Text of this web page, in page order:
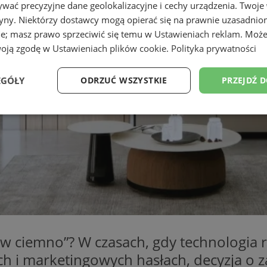
ciemno”? W czasach, gdy
i marketingowych hasłach, decyzja o
precyzyjne dane geolokalizacyjne i cechy urządzenia.
Niektórzy dostawcy mogą opierać się na prawnie
masz prawo sprzeciwić się temu w Ustawieniach reklam.
zgodę w Ustawieniach plików cookie. Polityka prywatności
PRZEJDŹ
ODRZUĆ WSZYSTKIE
Wydajność Targetowanie Funkcjonalność
Funkcjonalność
Provider /
Okres
przechowywania
Opis